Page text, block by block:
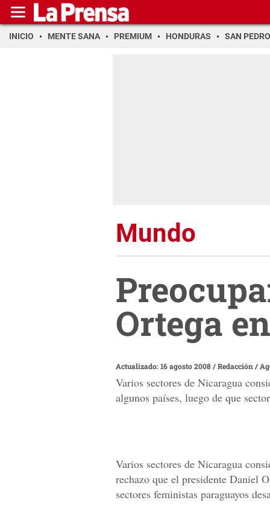
INICIO MENTE SANA PREMIUM HONDURAS SAN PEDRO
Mundo
Ortega
Actualizado: 16 agosto 2008/Redacción /
Varios sectores de Nicaragua
algunos países, luego de que
Varios sectores de Nicaragua
rechazo que el presidente Daniel
sectores feministas paraguayos